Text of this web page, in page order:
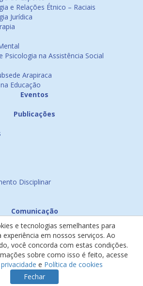
e Relações Étnico – Raciais
Jurídica
Psicologia na Assistência Social
Arapiraca
Educação
Eventos
Publicações
Disciplinar
Comunicação
e tecnologias semelhantes para
experiência em nossos serviços. Ao
você concorda com estas condições.
sobre como isso é feito, acesse
e Política de cookies
Fechar